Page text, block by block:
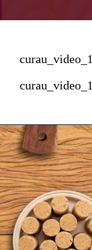
curau_video_1
curau_video_1